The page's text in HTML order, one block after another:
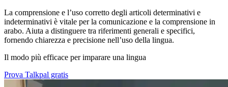
La comprensione e l’uso corretto degli articoli determinativi e
indeterminativi è vitale per la comunicazione e la comprensione in
arabo. Aiuta a distinguere tra riferimenti generali e specifici,
fornendo chiarezza e precisione nell’uso della lingua.
Il modo più efficace per imparare una lingua
Prova Talkpal gratis